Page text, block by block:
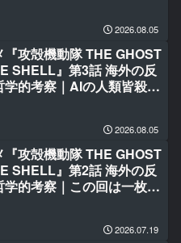
2026.08.05
『攻殻機動隊 THE GHOST
SHELL』第3話 海外の反
学的考察｜AIの人類皆殺し
2026.08.05
『攻殻機動隊 THE GHOST
SHELL』第2話 海外の反
学的考察｜この回は一枚の
2026.07.19